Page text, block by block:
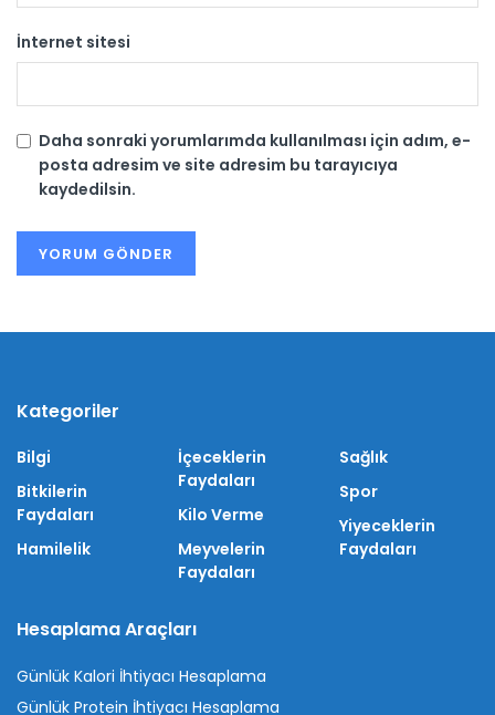
İnternet sitesi
Daha sonraki yorumlarımda kullanılması için adım, e-
posta adresim ve site adresim bu tarayıcıya
kaydedilsin.
Kategoriler
Bilgi
Bitkilerin
Faydaları
Hamilelik
İçeceklerin
Faydaları
Kilo Verme
Meyvelerin
Faydaları
Sağlık
Spor
Yiyeceklerin
Faydaları
Hesaplama Araçları
Günlük Kalori İhtiyacı Hesaplama
Günlük Protein İhtiyacı Hesaplama